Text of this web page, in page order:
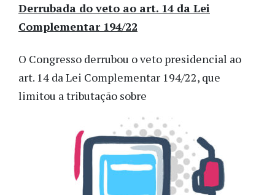
Derrubada do veto ao art. 14 da Lei
Complementar 194/22
O Congresso derrubou o veto presidencial ao
art. 14 da Lei Complementar 194/22, que
limitou a tributação sobre